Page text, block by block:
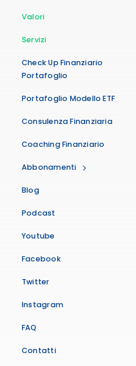
Valori
Servizi
Check Up Finanziario
Portafoglio
Portafoglio Modello ETF
Consulenza Finanziaria
Coaching Finanziario
Abbonamenti
Blog
Podcast
Youtube
Facebook
Twitter
Instagram
FAQ
Contatti